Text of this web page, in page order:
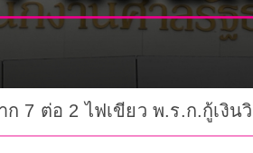
7 ต่อ 2 ไฟเขียว พ.ร.ก.กู้เ